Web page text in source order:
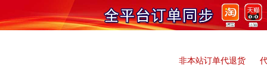
非本站订单代退货